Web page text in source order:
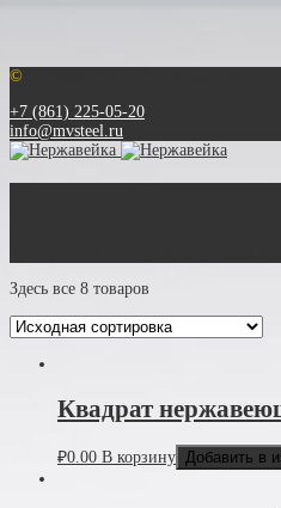
©
+7 (861) 225-05-20
info@mvsteel.ru
Здесь все 8 товаров
Квадрат
₽0.00 В корзину Добавить в